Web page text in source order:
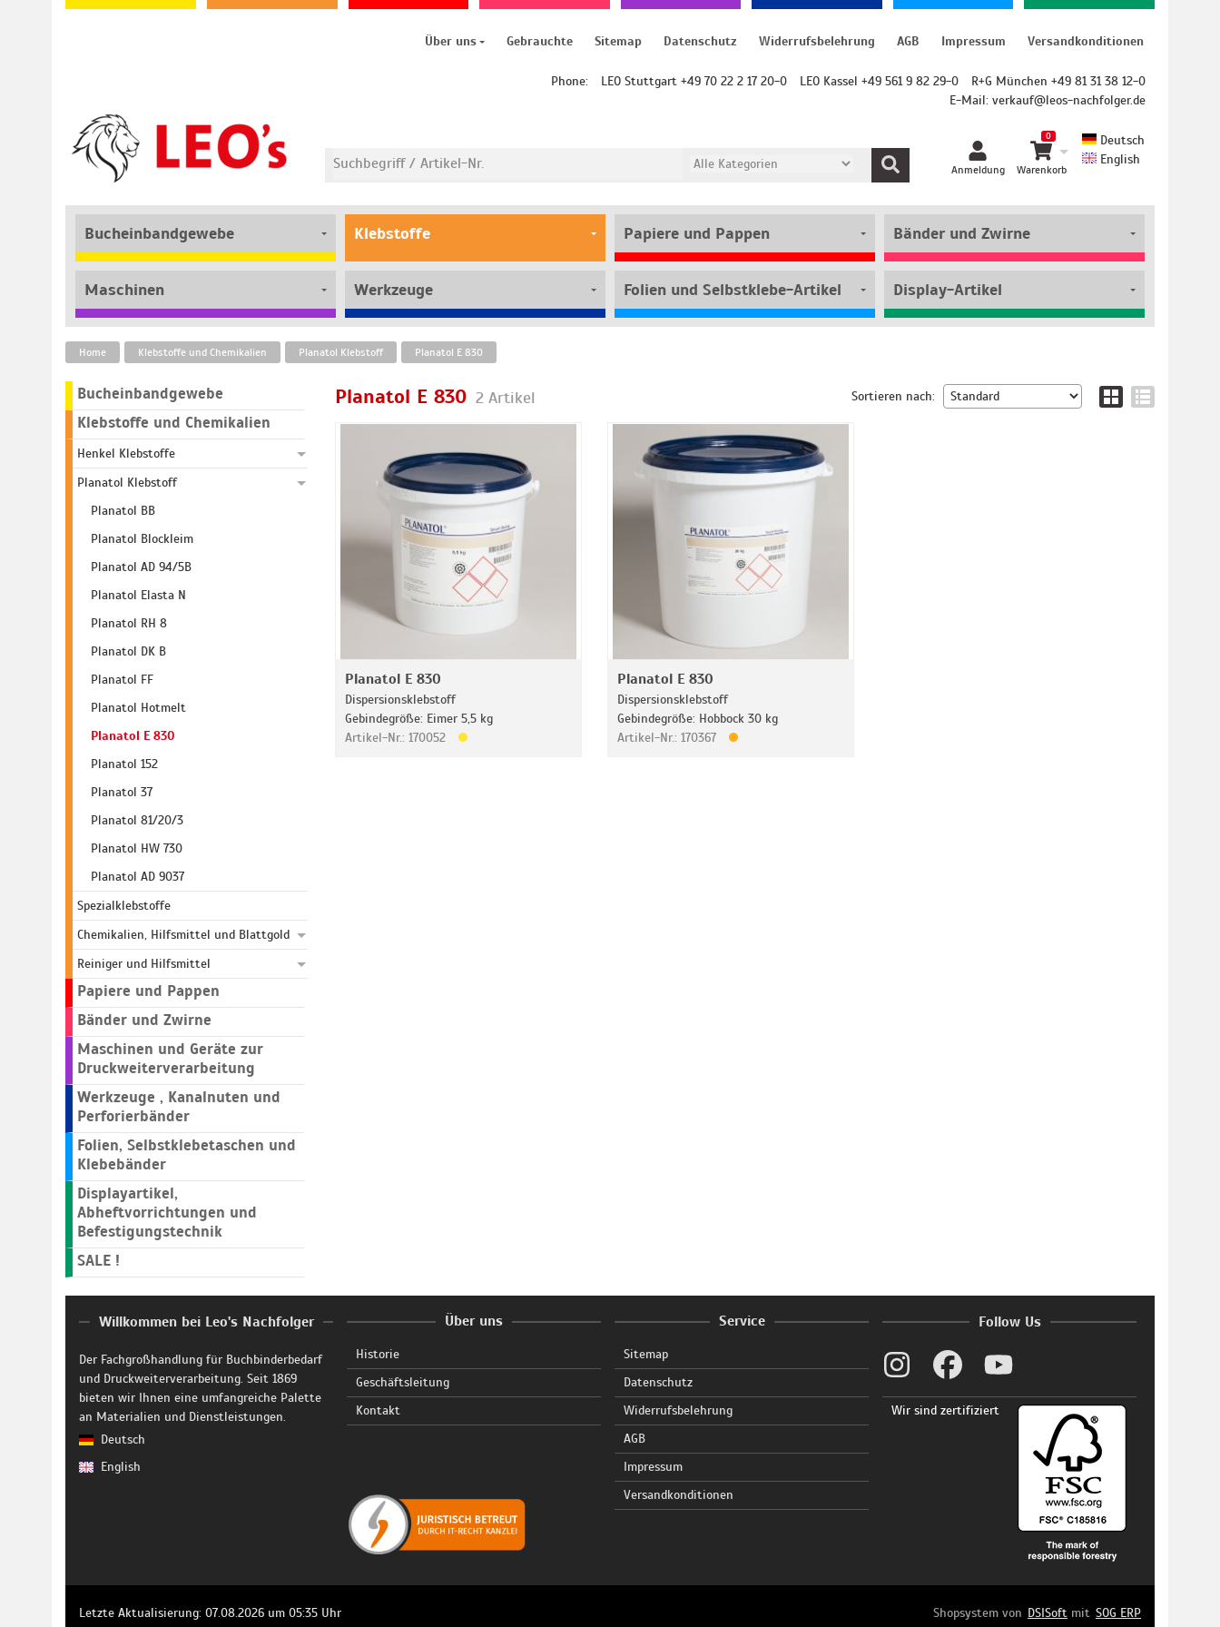
Über uns Gebrauchte Sitemap Datenschutz Widerrufsbelehrung AGB Impressum Versandkonditionen
Phone: LEO Stuttgart +49 70 22 2 17 20-0 LEO Kassel +49 561 9 82 29-0
R+G München +49 81 31 38 12-0
E-Mail: verkauf@leos-nachfolger.de
Anmeldung
0
Warenkorb
Deutsch
English
Bucheinbandgewebe Klebstoffe Papiere und Pappen Bänder und Zwirne
Maschinen Werkzeuge Folien und Selbstklebe-Artikel Display-Artikel
Home Klebstoffe und Chemikalien Planatol Klebstoff Planatol E 830
Bucheinbandgewebe
Klebstoffe und Chemikalien
Henkel Klebstoffe
Planatol Klebstoff
Planatol BB
Planatol Blockleim
Planatol AD 94/5B
Planatol Elasta N
Planatol RH 8
Planatol DK B
Planatol FF
Planatol Hotmelt
Planatol E 830
Planatol 152
Planatol 37
Planatol 81/20/3
Planatol HW 730
Planatol AD 9037
Spezialklebstoffe
Chemikalien, Hilfsmittel und Blattgold
Reiniger und Hilfsmittel
Papiere und Pappen
Bänder und Zwirne
Maschinen und Geräte zur
Druckweiterverarbeitung
Werkzeuge , Kanalnuten und
Perforierbänder
Folien, Selbstklebetaschen und
Klebebänder
Displayartikel,
Abheftvorrichtungen und
Befestigungstechnik
SALE !
Planatol E 830 2 Artikel Sortieren nach:
Planatol E 830
Dispersionsklebstoff
Gebindegröße: Eimer 5,5 kg
Artikel-Nr.: 170052
Planatol E 830
Dispersionsklebstoff
Gebindegröße: Hobbock 30 kg
Artikel-Nr.: 170367
Willkommen bei Leo's Nachfolger
Der Fachgroßhandlung für Buchbinderbedarf
und Druckweiterverarbeitung. Seit 1869
bieten wir Ihnen eine umfangreiche Palette
an Materialien und Dienstleistungen.
Deutsch
English
Über uns
Historie
Geschäftsleitung
Kontakt
Service
Sitemap
Datenschutz
Widerrufsbelehrung
AGB
Impressum
Versandkonditionen
Follow Us
Wir sind zertifiziert
Letzte Aktualisierung: 07.08.2026 um 05:35 Uhr Shopsystem von DSISoft mit SOG ERP